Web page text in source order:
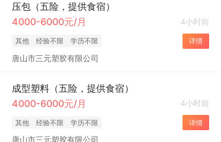
压包（五险，提供食宿）
4000-6000元/月
4小时前
其他 经验不限 学历不限 详情
唐山市三元塑胶有限公司
成型塑料（五险，提供食宿）
4000-6000元/月
4小时前
其他 经验不限 学历不限 详情
唐山市三元塑胶有限公司